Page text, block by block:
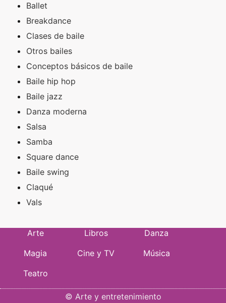
Ballet
Breakdance
Clases de baile
Otros bailes
Conceptos básicos de baile
Baile hip hop
Baile jazz
Danza moderna
Salsa
Samba
Square dance
Baile swing
Claqué
Vals
Arte Libros
Danza
Magia
Cine y TV
Música
Teatro
© Arte y entretenimiento